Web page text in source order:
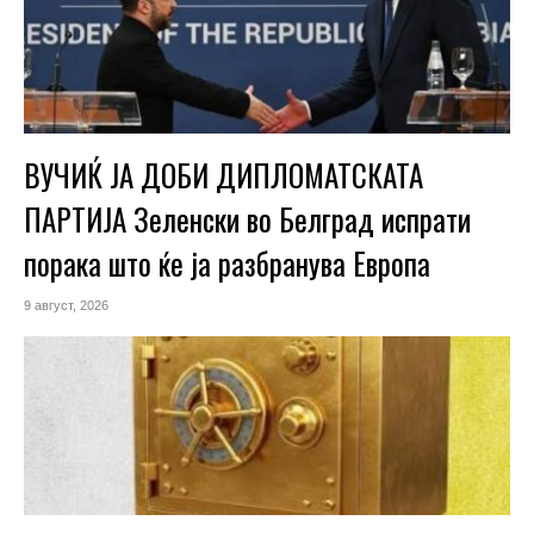
ВУЧИЌ ЈА ДОБИ ДИПЛОМАТСКАТА
ПАРТИЈА Зеленски во Белград испрати
порака што ќе ја разбранува Европа
9 август, 2026